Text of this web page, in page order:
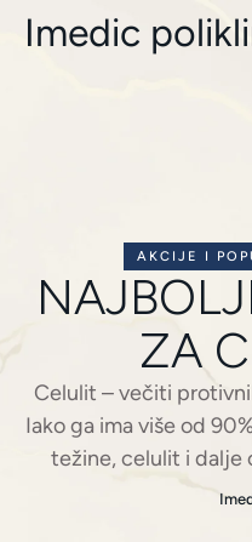
Imedic
AKCIJE I
ZA
Celulit – večiti
Iako ga ima više od
težine, celulit i dalje
estetskih briga. Čak i
vode računa o ishrani